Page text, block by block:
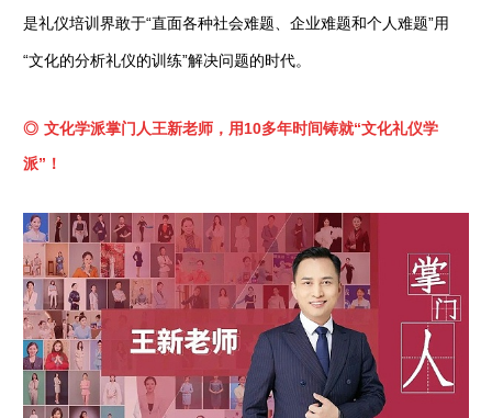
是礼仪培训界敢于“直面各种社会难题、企业难题和个人难题”用
“文化的分析礼仪的训练”解决问题的时代。
◎ 文化学派掌门人王新老师，用10多年时间铸就“文化礼仪学
派”！